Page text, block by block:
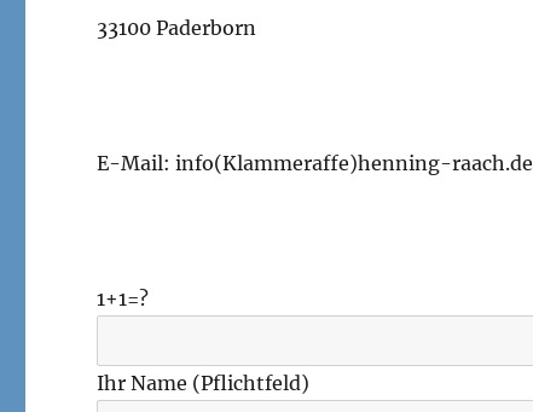
33100 Paderborn
E-Mail: info(Klammeraffe)henning-raach.de
1+1=?
Ihr Name (Pflichtfeld)